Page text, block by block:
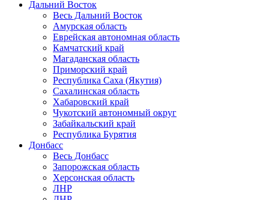
Дальний Восток
Весь Дальний Восток
Амурская область
Еврейская автономная область
Камчатский край
Магаданская область
Приморский край
Республика Саха (Якутия)
Сахалинская область
Хабаровский край
Чукотский автономный округ
Забайкальский край
Республика Бурятия
Донбасс
Весь Донбасс
Запорожская область
Херсонская область
ЛНР